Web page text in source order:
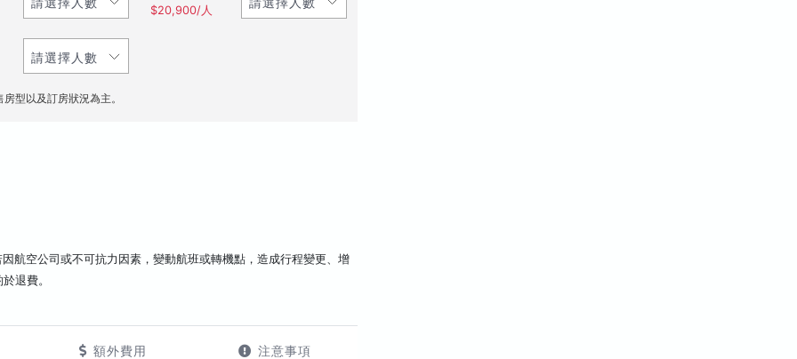
$20,900/人
型以及訂房狀況為主。
航空公司或不可抗力因素，變動航班或轉機點，造成行程變更、增
退費。
額外費用 注意事項